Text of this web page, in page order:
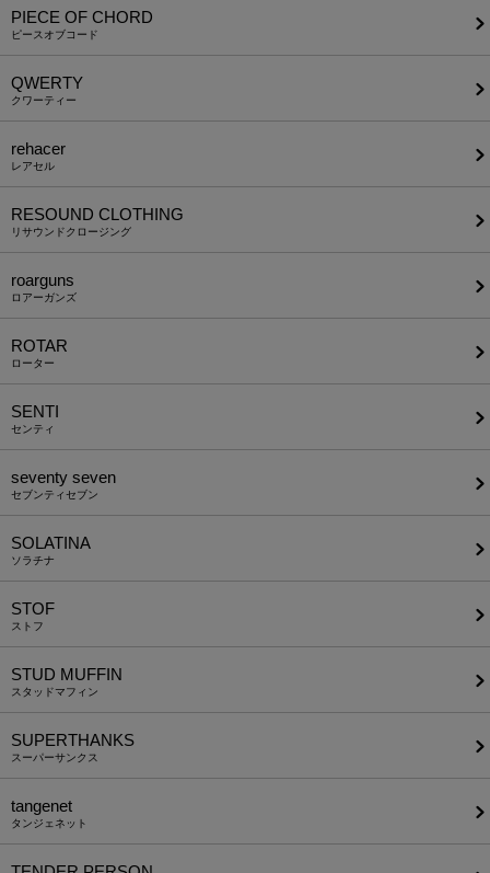
PIECE OF CHORD
ピースオブコード
QWERTY
クワーティー
rehacer
レアセル
RESOUND CLOTHING
リサウンドクロージング
roarguns
ロアーガンズ
ROTAR
ローター
SENTI
センティ
seventy seven
セブンティセブン
SOLATINA
ソラチナ
STOF
ストフ
STUD MUFFIN
スタッドマフィン
SUPERTHANKS
スーパーサンクス
tangenet
タンジェネット